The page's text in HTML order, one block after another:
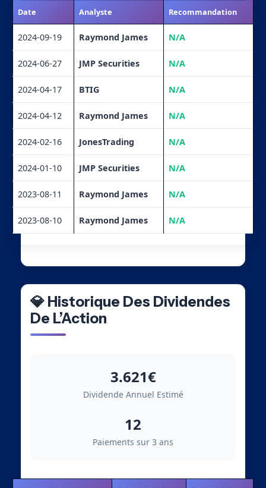
Date Analyste Recommandation
2024-09-19 Raymond James N/A
2024-06-27 JMP Securities N/A
2024-04-17 BTIG N/A
2024-04-12 Raymond James N/A
2024-02-16 JonesTrading N/A
2024-01-10 JMP Securities N/A
2023-08-11 Raymond James N/A
2023-08-10 Raymond James N/A
💎 Historique Des Dividendes
De L’Action
3.621€
Dividende Annuel Estimé
12
Paiements sur 3 ans